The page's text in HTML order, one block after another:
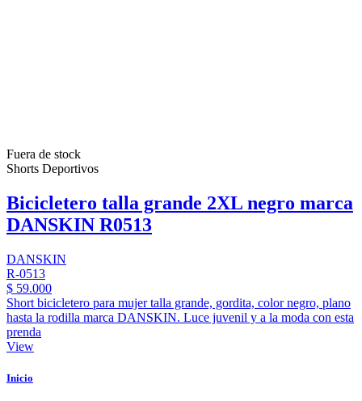
Fuera de stock
Shorts Deportivos
Bicicletero talla grande 2XL negro marca
DANSKIN R0513
DANSKIN
R-0513
$ 59.000
Short bicicletero para mujer talla grande, gordita, color negro, plano
hasta la rodilla marca DANSKIN. Luce juvenil y a la moda con esta
prenda
View
Inicio